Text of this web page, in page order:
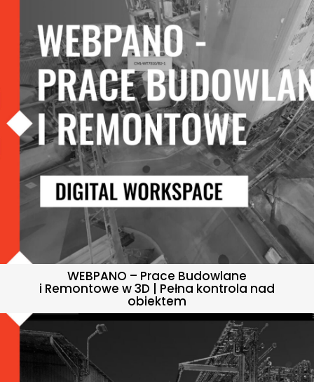
WEBPANO – Prace Budowlane
i Remontowe w 3D | Pełna kontrola nad
obiektem